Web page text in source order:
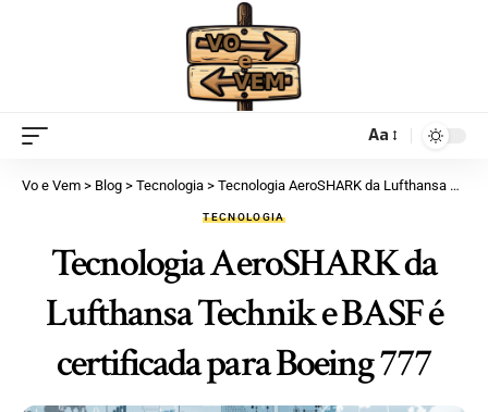
Aa
Vo e Vem > Blog > Tecnologia > Tecnologia AeroSHARK da Lufthansa Technik e BASF é certificada para Boeing 777
TECNOLOGIA
Tecnologia AeroSHARK da
Lufthansa Technik e BASF é
certificada para Boeing 777